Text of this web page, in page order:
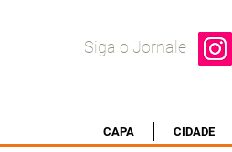
Siga o Jornale
CAPA CIDADE